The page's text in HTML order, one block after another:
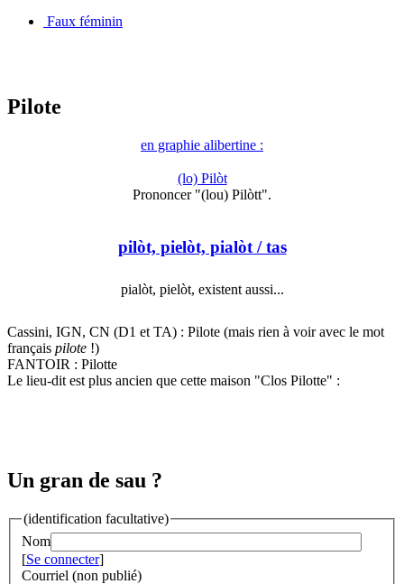
Faux féminin
Pilote
en graphie alibertine :
(lo) Pilòt
Prononcer "(lou) Pilòtt".
pilòt, pielòt, pialòt/ tas
pialòt, pielòt, existent aussi...
Cassini, IGN, CN (D1 et TA) : Pilote (mais rien à voir avec le mot
français pilote !)
FANTOIR : Pilotte
Le lieu-dit est plus ancien que cette maison "Clos Pilotte" :
Un gran de sau ?
(identification facultative)
Nom
[Se connecter]
Courriel (non publié)